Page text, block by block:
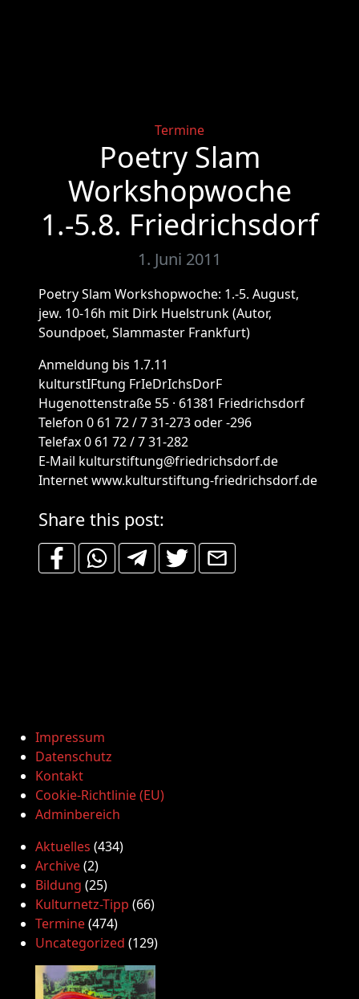
Categories
Termine
Poetry Slam
Workshopwoche
1.-5.8. Friedrichsdorf
1. Juni 2011
Poetry Slam Workshopwoche: 1.-5. August,
jew. 10-16h mit Dirk Huelstrunk (Autor,
Soundpoet, Slammaster Frankfurt)
Anmeldung bis 1.7.11
kulturstIFtung FrIeDrIchsDorF
Hugenottenstraße 55 · 61381 Friedrichsdorf
Telefon 0 61 72 / 7 31-273 oder -296
Telefax 0 61 72 / 7 31-282
E-Mail kulturstiftung@friedrichsdorf.de
Internet www.kulturstiftung-friedrichsdorf.de
Share this post:
Impressum
Datenschutz
Kontakt
Cookie-Richtlinie (EU)
Adminbereich
Aktuelles (434)
Archive(2)
Bildung (25)
Kulturnetz-Tipp (66)
Termine(474)
Uncategorized (129)